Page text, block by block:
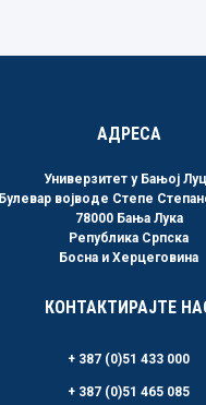
АДРЕСА
Универзитет у Бањој
Булевар војводе Степе
78000 Бања Лука
Република Српска
Босна и Херцеговина
КОНТАКТИРАЈТЕ
+ 387 (0)51 433 000
+ 387 (0)51 465 085